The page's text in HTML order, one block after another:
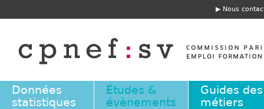
E
t
ê
e
Nous
Données
statistiques
Études &
évènements
Guides des
métiers